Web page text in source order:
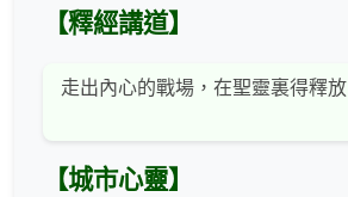
【釋經講道】
走出內心的戰場，在聖靈裏得釋放
【城市心靈】